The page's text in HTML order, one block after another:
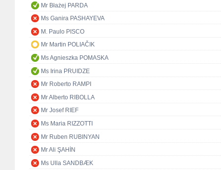
Mr Błażej PARDA
Ms Ganira PASHAYEVA
M. Paulo PISCO
Mr Martin POLIAČIK
Ms Agnieszka POMASKA
Ms Irina PRUIDZE
Mr Roberto RAMPI
Mr Alberto RIBOLLA
Mr Josef RIEF
Ms Maria RIZZOTTI
Mr Ruben RUBINYAN
Mr Ali ŞAHİN
Ms Ulla SANDBÆK